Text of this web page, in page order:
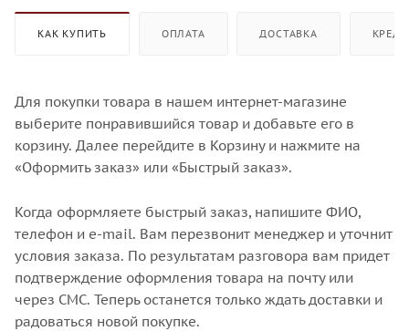
КАК КУПИТЬ ОПЛАТА ДОСТАВКА
Для покупки товара в нашем интернет-магазине
выберите понравившийся товар и добавьте его в
корзину. Далее перейдите в Корзину и нажмите на
«Оформить заказ» или «Быстрый заказ».
Когда оформляете быстрый заказ, напишите ФИО,
телефон и e-mail. Вам перезвонит менеджер и уточнит
условия заказа. По результатам разговора вам придет
подтверждение оформления товара на почту или
через СМС. Теперь останется только ждать доставки и
радоваться новой покупке.